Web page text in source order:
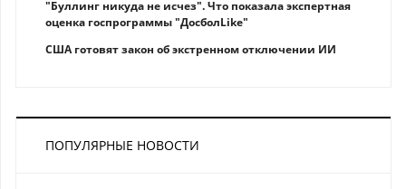
"Буллинг никуда не исчез". Что показала экспертная
оценка госпрограммы "ДосболLike"
США готовят закон об экстренном отключении ИИ
ПОПУЛЯРНЫЕ НОВОСТИ